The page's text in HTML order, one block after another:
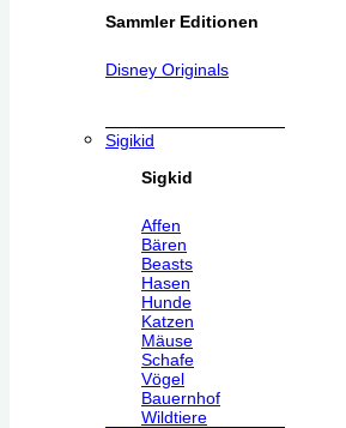
Sammler Editionen
Disney Originals
Sigikid
Sigkid
Affen
Bären
Beasts
Hasen
Hunde
Katzen
Mäuse
Schafe
Vögel
Bauernhof
Wildtiere